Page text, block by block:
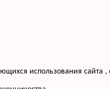
использования сайта ,